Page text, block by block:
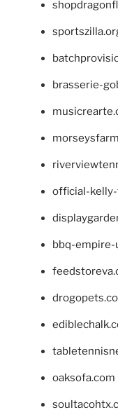
brasserie-
official-
bbq-empire-
oaksofa.com